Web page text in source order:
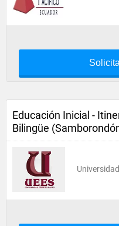
Educación Inicial -
Bilingüe